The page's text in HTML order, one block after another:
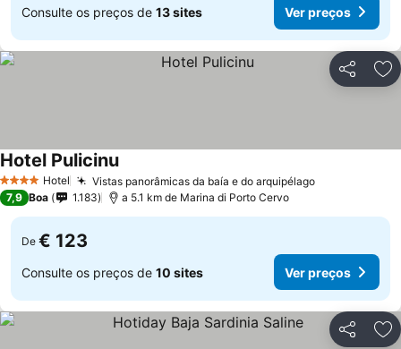
Consulte os preços de 13 sites Ver preços
Partilhar
4 EstrelasHotel Vistas panorâmicas da baía e do arquipélagoVer preços
Hotel PulicinuVer preços
7,9 Boa 1.183 a 5.1 km de Marina di Porto Cervo
De € 123
Consulte os preços de 10 sites Ver preços
Partilhar